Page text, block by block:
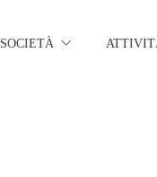
SOCIETÀ